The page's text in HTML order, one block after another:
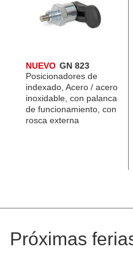
NUEVO GN 823
Posicionadores de
indexado, Acero / acero
inoxidable, con palanca
de funcionamiento, con
rosca externa
Próximas